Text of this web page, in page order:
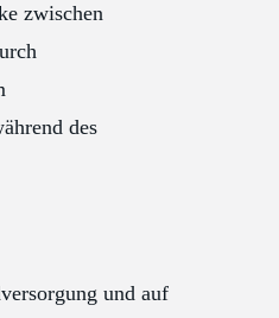
zwischen
des
und auf